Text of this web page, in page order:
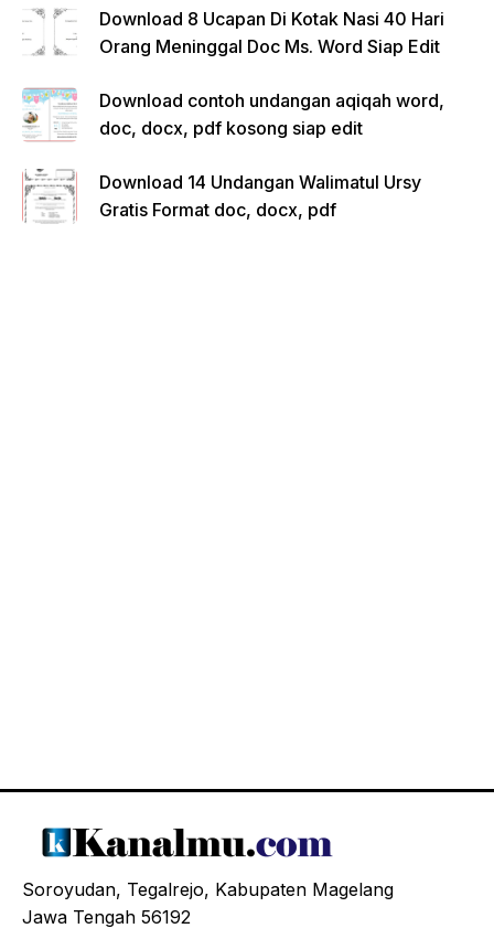
Download 8 Ucapan Di Kotak Nasi 40 Hari
Orang Meninggal Doc Ms. Word Siap Edit
Download contoh undangan aqiqah word,
doc, docx, pdf kosong siap edit
Download 14 Undangan Walimatul Ursy
Gratis Format doc, docx, pdf
Soroyudan, Tegalrejo, Kabupaten Magelang
Jawa Tengah 56192